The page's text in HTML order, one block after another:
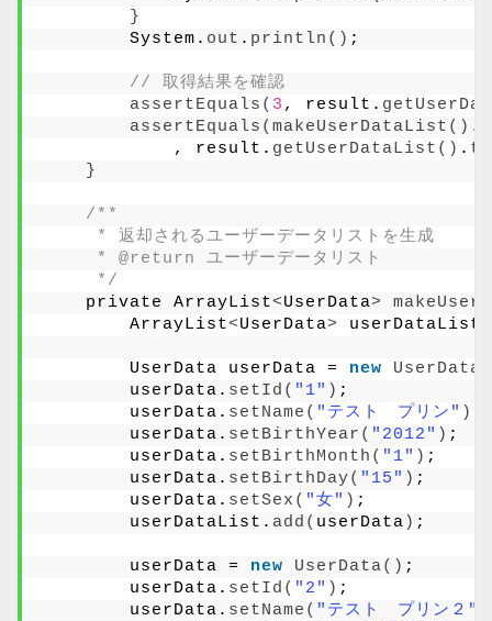
}
        System.
out . println () ;
// 取得結果を確認
assertEquals ( 3 , result.
assertEquals ( makeUserDataList () .
            , result.
getUserDataList () .
}
/**
     * 返却されるユーザーデータリストを生成
     * @return ユーザーデータリスト
     */
    private ArrayList
<UserData>
        ArrayList
<UserData>
        UserData userData =
new UserData
        userData.
setId ( "1" ) ;
        userData.
setName ( "テスト　プリン" )
        userData.
setBirthYear ( "2012" ) ;
        userData.
setBirthMonth ( "1" ) ;
        userData.
setBirthDay( "15" ) ;
        userData.
setSex ( "女" ) ;
        userDataList.
add ( userData ) ;
        userData =
new UserData() ;
        userData.
setId ( "2" ) ;
        userData.
setName ( "テスト　プリン２"